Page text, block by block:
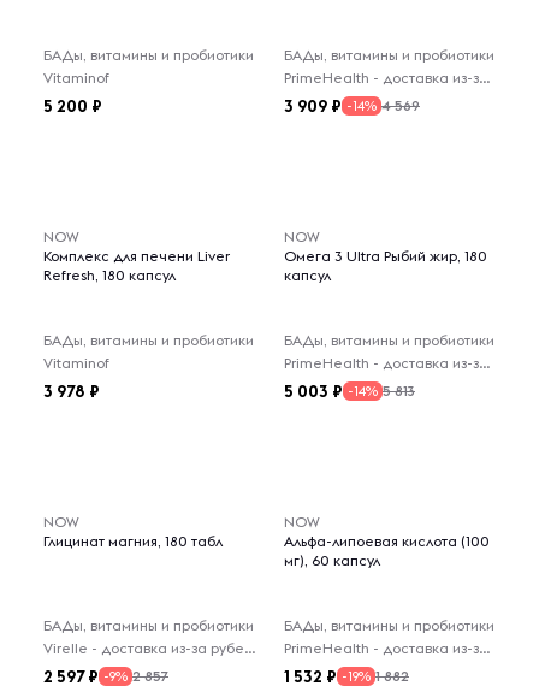
БАДы, витамины и пробиотики
Vitaminof
5 200
БАДы, витамины и пробиотики
PrimeHealth - доставка из-за рубежа
3 909 -14% 4 569
NOW
Комплекс для печени Liver
Refresh, 180 капсул
БАДы, витамины и пробиотики
Vitaminof
3 978
NOW
Омега 3 Ultra Рыбий жир, 180
капсул
БАДы, витамины и пробиотики
PrimeHealth - доставка из-за рубежа
5 003 -14% 5 813
NOW
Глицинат магния, 180 табл
БАДы, витамины и пробиотики
Virelle - доставка из-за рубежа
2 597 -9% 2 857
NOW
Альфа-липоевая кислота (100
мг), 60 капсул
БАДы, витамины и пробиотики
PrimeHealth - доставка из-за рубежа
1 532 -19% 1 882